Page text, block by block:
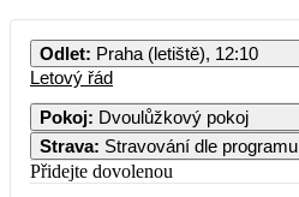
Odlet: Praha (letiště), 12:10
Letový řád
Pokoj: Dvoulůžkový pokoj
Strava: Stravování dle programu
Přidejte dovolenou